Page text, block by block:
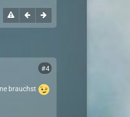
#4
brauchst